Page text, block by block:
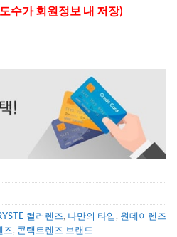
수가 회원정보 내 저장)
컬러렌즈, 나만의 타입, 원데이렌즈
즈, 콘택트렌즈 브랜드